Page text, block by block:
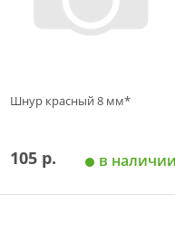
Шнур красный 8 мм*
105 р. в наличии